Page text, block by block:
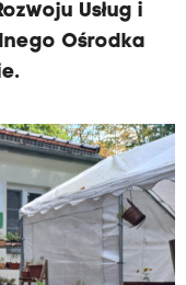
Usług i
Ośrodka